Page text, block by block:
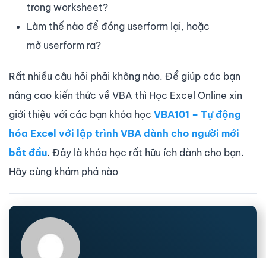
trong worksheet?
Làm thế nào để đóng userform lại, hoặc
mở userform ra?
Rất nhiều câu hỏi phải không nào. Để giúp các bạn
nâng cao kiến thức về VBA thì Học Excel Online xin
giới thiệu với các bạn khóa học VBA101 – Tự động
hóa Excel với lập trình VBA dành cho người mới
bắt đầu. Đây là khóa học rất hữu ích dành cho bạn.
Hãy cùng khám phá nào